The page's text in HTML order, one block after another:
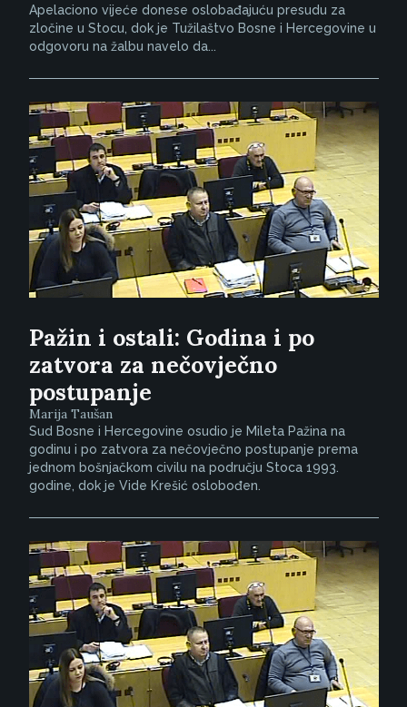
Apelaciono vijeće donese oslobađajuću presudu za
zločine u Stocu, dok je Tužilaštvo Bosne i Hercegovine u
odgovoru na žalbu navelo da...
Pažin i ostali: Godina i po
zatvora za nečovječno
postupanje
Marija Taušan
Sud Bosne i Hercegovine osudio je Mileta Pažina na
godinu i po zatvora za nečovječno postupanje prema
jednom bošnjačkom civilu na području Stoca 1993.
godine, dok je Vide Krešić oslobođen.